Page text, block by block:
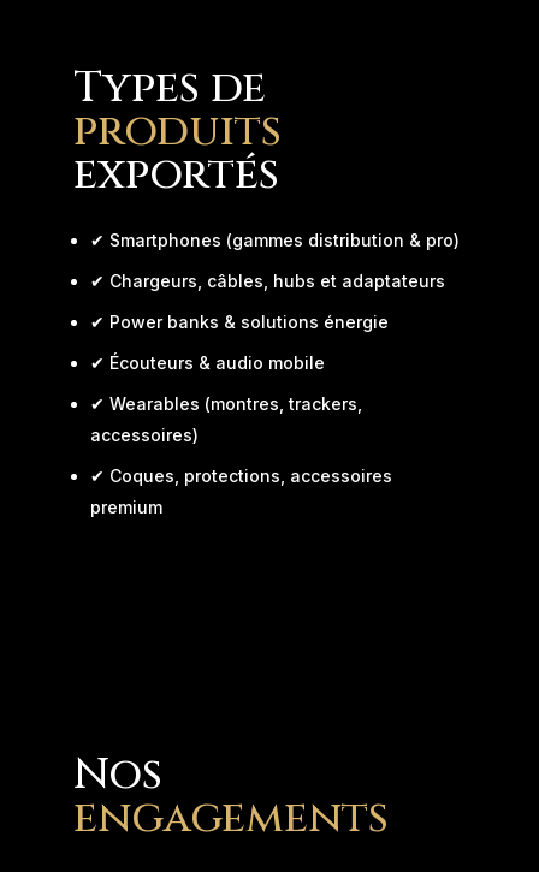
Types de
produits
exportés
✔ Smartphones (gammes distribution & pro)
✔ Chargeurs, câbles, hubs et adaptateurs
✔ Power banks & solutions énergie
✔ Écouteurs & audio mobile
✔ Wearables (montres, trackers,
accessoires)
✔ Coques, protections, accessoires
premium
Nos
engagements